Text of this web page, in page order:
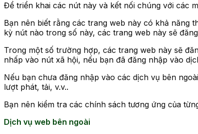
Để triển khai các nút này và kết nối chúng với các
Bạn nên biết rằng các trang web này có khả năng
kỳ nút nào trong số này, các trang web này sẽ
Trong một số trường hợp, các trang web này sẽ
nhấp vào nút xã hội, nếu bạn đã đăng nhập vào
Nếu bạn chưa đăng nhập vào các dịch vụ bên
lượt phát, tải, v.v..
Bạn nên kiểm tra các chính sách tương ứng của
Dịch vụ web bên ngoài